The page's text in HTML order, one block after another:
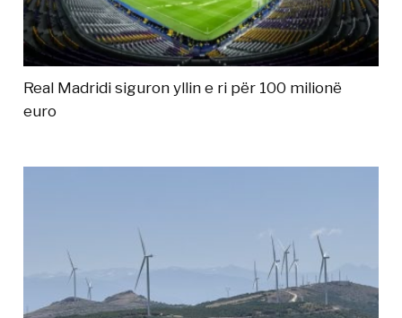
Real Madridi siguron yllin e ri për 100 milionë
euro